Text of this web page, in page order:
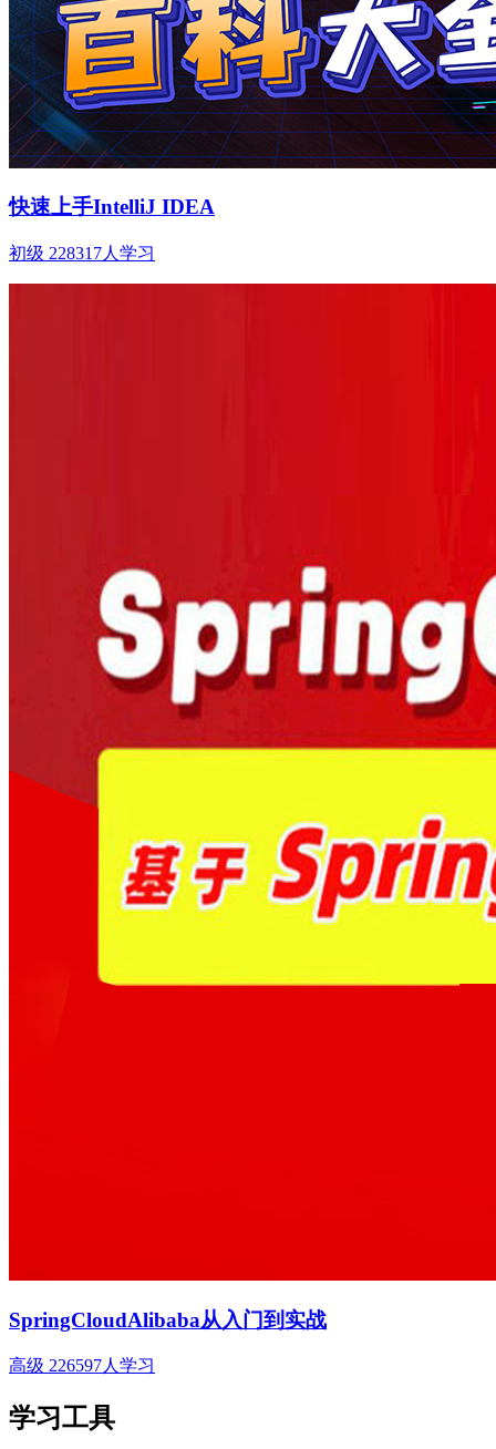
快速上手IntelliJ IDEA
初级 228317人学习
SpringCloudAlibaba从入门到实战
高级 226597人学习
学习工具